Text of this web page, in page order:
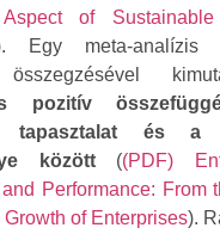
of
Egy meta-analízis
összegzésével
pozitív
tapasztalat és a
között((PDF)
Performance: From
of Enterprises).